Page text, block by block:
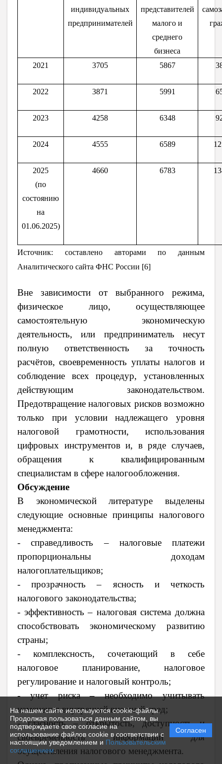
На нашем сайте используются cookie-файлы.
Продолжая пользоваться данным сайтом, вы
подтверждаете свое согласие на
использование файлов cookie в соответствии с
настоящим уведомлением и Пользовательским
соглашением.
Согласен
индивидуальных
предпринимателей
представителей
малого и
среднего
бизнеса
2021 3705 5867
2022 3871 5991
2023 4258 6348
2024 4555 6589
2025
(по
состоянию
на
01.06.2025)
4660 6783
Источник: составлено авторами по данным
Аналитического сайта ФНС России [6]
Вне зависимости от выбранного режима,
физическое лицо, осуществляющее
самостоятельную экономическую
деятельность, или предприниматель несут
полную ответственность за точность
расчётов, своевременность уплаты налогов и
соблюдение всех процедур, установленных
действующим законодательством.
Предотвращение налоговых рисков возможно
только при условии надлежащего уровня
налоговой грамотности, использования
цифровых инструментов и, в ряде случаев,
обращения к квалифицированным
специалистам в сфере налогообложения.
Обсуждение
В экономической литературе выделены
следующие основные принципы налогового
менеджмента:
- справедливость – налоговые платежи
пропорциональны доходам
налогоплательщиков;
- прозрачность – ясность и четкость
налогового законодательства;
- эффективность – налоговая система должна
способствовать экономическому развитию
страны;
- комплексность, сочетающий в себе
налоговое планирование, налоговое
регулирование и налоговый контроль;
- учет риска – необходимо учитывать
изменения внутренней внешней сред;
- гласность – открытость, доступность и
своевременность информации для
осуществления налогового менеджмента.